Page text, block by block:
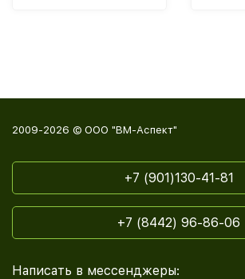
2009-2026 © ООО "ВМ-Аспект"
+7 (901)130-41-81
+7 (8442) 96-86-06
Написать в мессенджеры: